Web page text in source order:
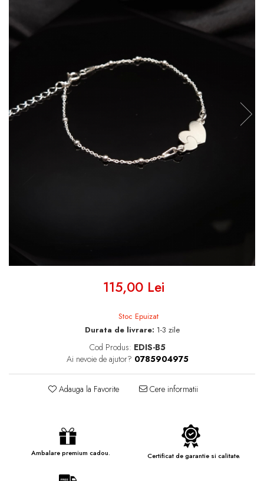
115,00 Lei
Stoc Epuizat
Durata de livrare: 1-3 zile
Cod Produs: EDIS-B5
Ai nevoie de ajutor? 0785904975
Adauga la Favorite Cere informatii
Ambalare premium cadou. Certificat de garantie si calitate.